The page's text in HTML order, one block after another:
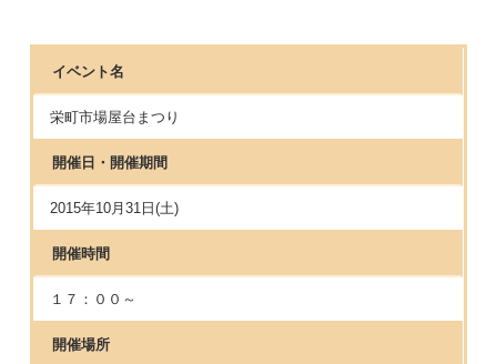
イベント名
栄町市場屋台まつり
開催日・開催期間
2015年10月31日(土)
開催時間
１７：００～
開催場所